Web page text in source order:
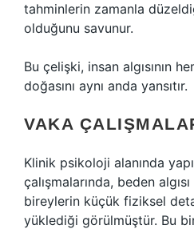
tahminlerin zamanla
olduğunu savunur.
Bu çelişki, insan algısının
doğasını aynı anda yansıtır.
VAKA
Klinik psikoloji alanında
çalışmalarında, beden
bireylerin küçük fiziksel
yüklediği görülmüştür. Bu